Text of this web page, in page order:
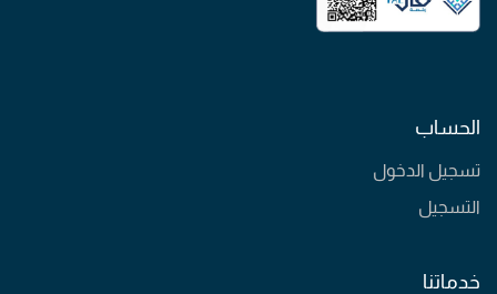
الحساب
تسجيل الدخول
التسجيل
خدماتنا